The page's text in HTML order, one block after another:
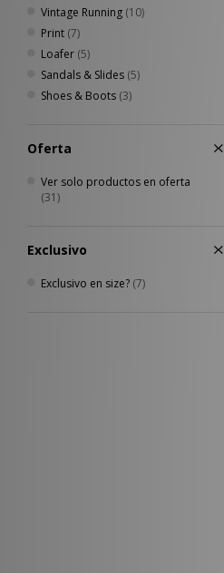
Vintage Running (10)
Print (7)
Loafer (5)
Sandals & Slides (5)
Shoes & Boots (3)
Oferta
Ver solo productos en oferta
(31)
Exclusivo
Exclusivo en size? (7)